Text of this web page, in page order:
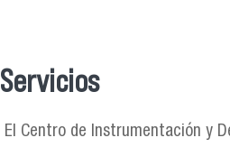
Servicios
El Centro de Instrumentación y